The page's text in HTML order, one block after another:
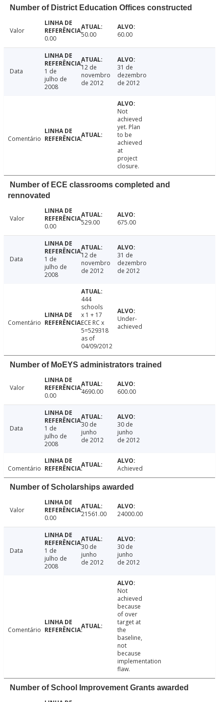
Number of District Education Offices constructed
Valor
0.00
50.00 60.00
Data
1 de
julho de
2008
12 de
novembro
de 2012
31 de
dezembro
de 2012
Comentário
Not
achieved
yet. Plan
to be
achieved
at
project
closure.
Number of ECE classrooms completed and
rennovated
Valor
0.00
529.00 675.00
Data
1 de
julho de
2008
12 de
novembro
de 2012
31 de
dezembro
de 2012
Comentário
444
schools
x 1 + 17
ECE RC x
5=529318
as of
04/09/2012
Under-
achieved
Number of MoEYS administrators trained
Valor
0.00
4690.00 600.00
Data
1 de
julho de
2008
30 de
junho
de 2012
30 de
junho
de 2012
Comentário Achieved
Number of Scholarships awarded
Valor
0.00
21561.00 24000.00
Data
1 de
julho de
2008
30 de
junho
de 2012
30 de
junho
de 2012
Comentário
Not
achieved
because
of over
target at
the
baseline,
not
because
implementation
flaw.
Number of School Improvement Grants awarded